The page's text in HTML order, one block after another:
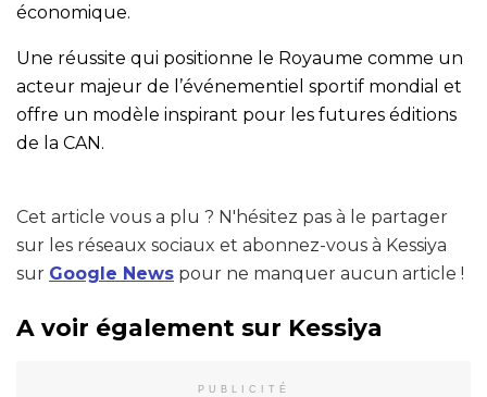
économique.
Une réussite qui positionne le Royaume comme un
acteur majeur de l’événementiel sportif mondial et
offre un modèle inspirant pour les futures éditions
de la CAN.
Cet article vous a plu ? N'hésitez pas à le partager
sur les réseaux sociaux et abonnez-vous à Kessiya
sur Google News pour ne manquer aucun article !
A voir également sur Kessiya
PUBLICITÉ